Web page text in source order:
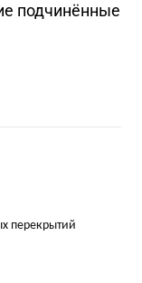
подчинённые
перекрытий